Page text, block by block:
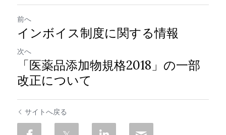
前へ
インボイス制度に関する情報
次へ
「医薬品添加物規格2018」の一部
改正について
サイトへ戻る